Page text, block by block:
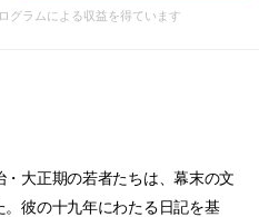
グラムによる収益を得ています
大正期の若者たちは、幕末の文
彼の十九年にわたる日記を基